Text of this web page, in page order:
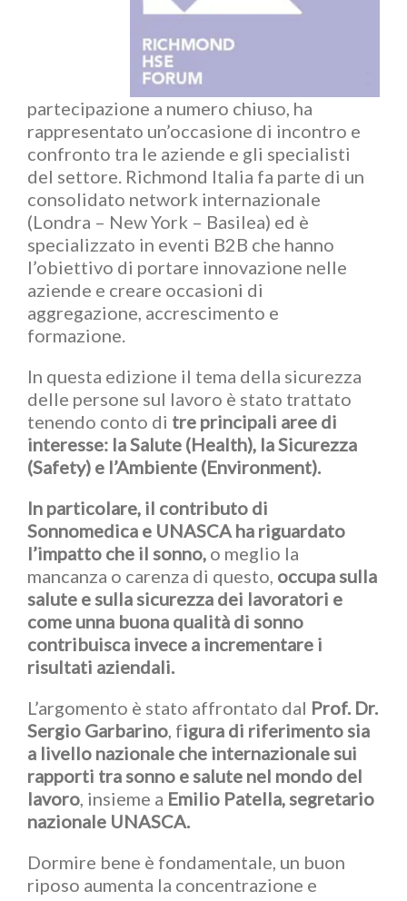
partecipazione a numero chiuso, ha
rappresentato un’occasione di incontro e
confronto tra le aziende e gli specialisti
del settore. Richmond Italia fa parte di un
consolidato network internazionale
(Londra – New York – Basilea) ed è
specializzato in eventi B2B che hanno
l’obiettivo di portare innovazione nelle
aziende e creare occasioni di
aggregazione, accrescimento e
formazione.
In questa edizione il tema della sicurezza
delle persone sul lavoro è stato trattato
tenendo conto di tre principali aree di
interesse: la Salute (Health), la Sicurezza
(Safety) e l’Ambiente (Environment).
In particolare, il contributo di
Sonnomedica e UNASCA ha riguardato
l’impatto che il sonno, o meglio la
mancanza o carenza di questo, occupa sulla
salute e sulla sicurezza dei lavoratori e
come unna buona qualità di sonno
contribuisca invece a incrementare i
risultati aziendali.
L’argomento è stato affrontato dal Prof. Dr.
Sergio Garbarino, figura di riferimento sia
a livello nazionale che internazionale sui
rapporti tra sonno e salute nel mondo del
lavoro, insieme a Emilio Patella, segretario
nazionale UNASCA.
Dormire bene è fondamentale, un buon
riposo aumenta la concentrazione e